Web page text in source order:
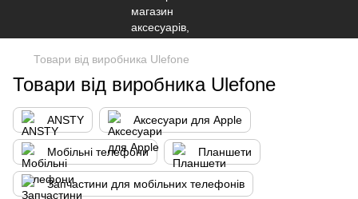
Товари від виробника Ulefone
Товари від виробника Ulefone
ANSTY Аксесуари для Apple
Мобільні телефони Планшети
Запчастини для мобільних телефонів